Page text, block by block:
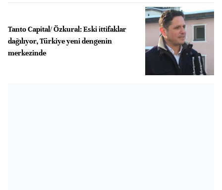
Tanto Capital/ Özkural: Eski ittifaklar
dağılıyor, Türkiye yeni dengenin
merkezinde